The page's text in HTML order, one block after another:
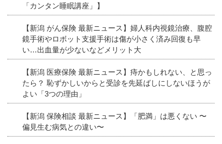
「カンタン睡眠講座」】
【新潟 がん保険 最新ニュース】婦人科内視鏡治療、腹腔
鏡手術やロボット支援手術は傷が小さく済み回復も早
い…出血量が少ないなどメリット大
【新潟 医療保険 最新ニュース】痔かもしれない、と思っ
たら？ 恥ずかしいからと受診を先延ばしにしないほうが
よい「3つの理由」
【新潟 保険相談 最新ニュース】「肥満」は悪くない 〜
偏見生む病気との違い〜